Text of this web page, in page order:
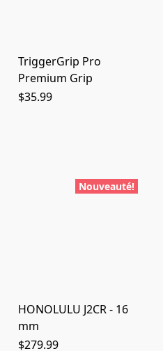
TriggerGrip Pro
Premium Grip
$35.99
Nouveauté!
HONOLULU J2CR - 16
mm
$279.99